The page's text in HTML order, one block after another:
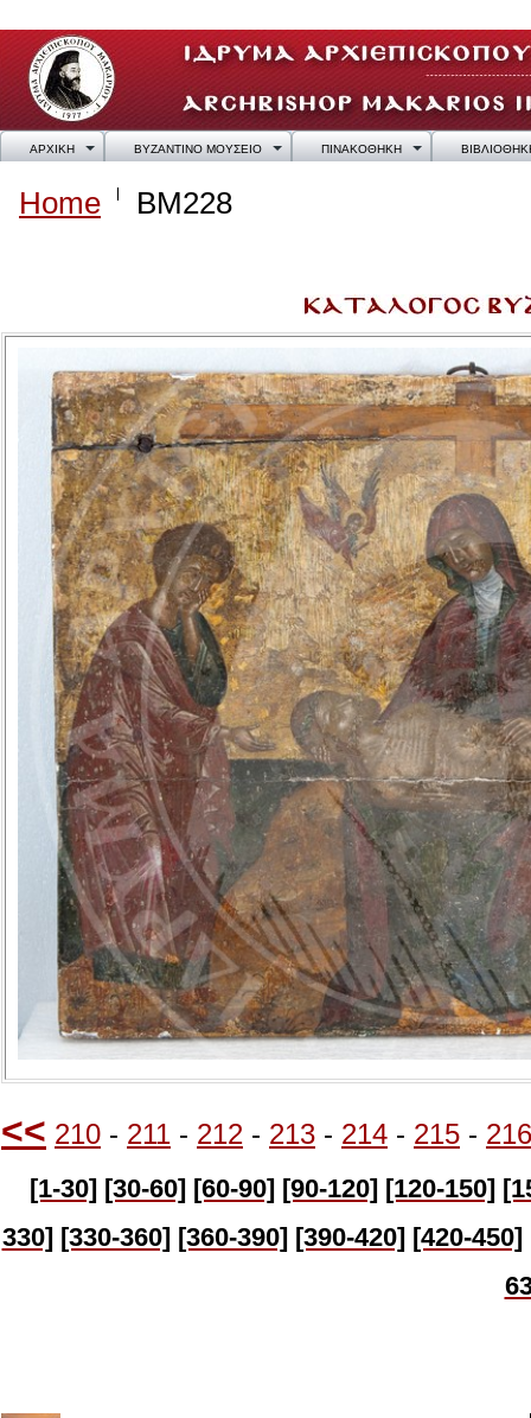
ΑΡΧΙΚΗ ΒΥΖΑΝΤΙΝΟ ΜΟΥΣΕΙΟ ΠΙΝΑΚΟΘΗΚΗ
Home BM228
<< 210 - 211 - 212 - 213 - 214 - 215 - 216
[1-30] [30-60] [60-90] [90-120] [120-150]
330] [330-360] [360-390] [390-420] [420-450]